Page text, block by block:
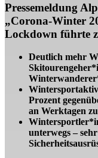
Pressemeldung
„Corona-Winter
Lockdown führte
Deutlich mehr
Prozent
an Werktagen
unterwegs –